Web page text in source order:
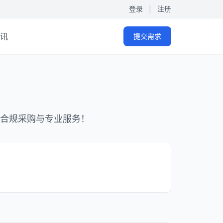
登录 注册
提交需求
规采购与专业服务！